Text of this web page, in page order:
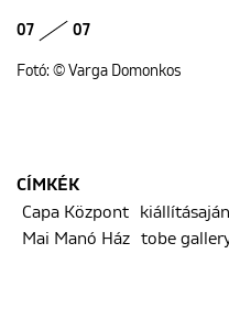
07 07
Fotó: © Varga Domonkos
CÍMKÉK
Capa Központ
Mai Manó Ház
tobe